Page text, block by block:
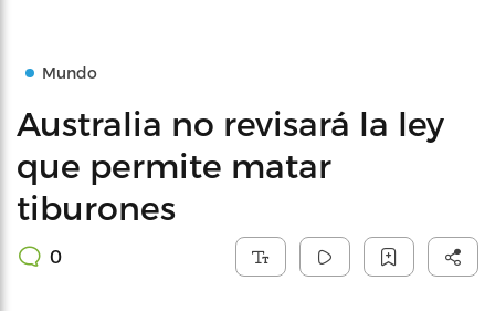
Mundo
Australia no revisará la ley
que permite matar
tiburones
0